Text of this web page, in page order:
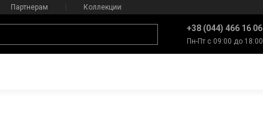
Партнерам Коллекции
+38 (044) 466 16 06
Пн-Пт с 09:00 до 18:00